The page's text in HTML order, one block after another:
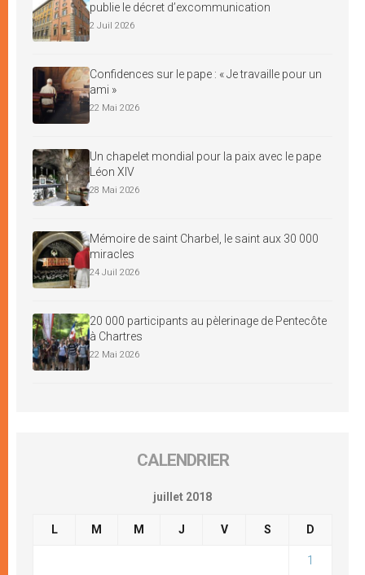
publie le décret d’excommunication
2 Juil 2026
Confidences sur le pape : « Je travaille pour un
ami »
22 Mai 2026
Un chapelet mondial pour la paix avec le pape
Léon XIV
28 Mai 2026
Mémoire de saint Charbel, le saint aux 30 000
miracles
24 Juil 2026
20 000 participants au pèlerinage de Pentecôte
à Chartres
22 Mai 2026
CALENDRIER
juillet 2018
L M M J V S D
1